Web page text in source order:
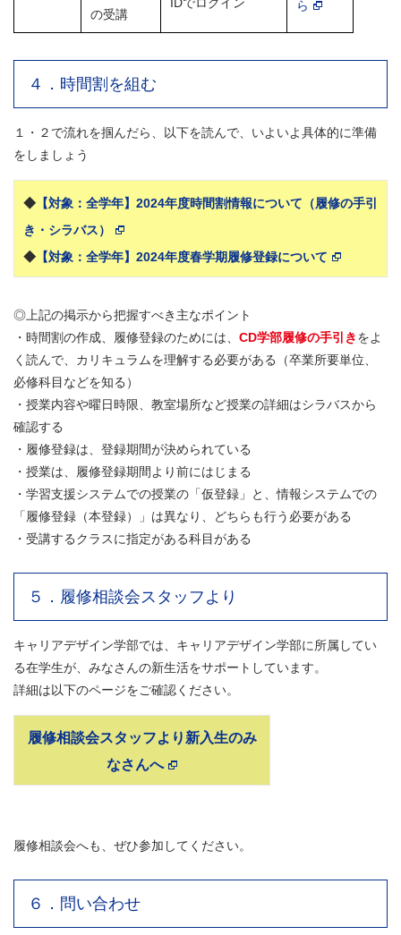
の受講
ら
４．時間割を組む
１・２で流れを掴んだら、以下を読んで、いよいよ具体的に準備
をしましょう
◆ 【対象：全学年】2024年度時間割情報について（履修の手引
き・シラバス）
◆ 【対象：全学年】2024年度春学期履修登録について
◎上記の掲示から把握すべき主なポイント
・時間割の作成、履修登録のためには、 CD学部履修の手引きをよ
く読んで、カリキュラムを理解する必要がある（卒業所要単位、
必修科目などを知る）
・授業内容や曜日時限、教室場所など授業の詳細はシラバスから
確認する
・履修登録は、登録期間が決められている
・授業は、履修登録期間より前にはじまる
・学習支援システムでの授業の「仮登録」と、情報システムでの
「履修登録（本登録）」は異なり、どちらも行う必要がある
・受講するクラスに指定がある科目がある
５．履修相談会スタッフより
キャリアデザイン学部では、キャリアデザイン学部に所属してい
る在学生が、みなさんの新生活をサポートしています。
詳細は以下のページをご確認ください。
履修相談会スタッフより新入生のみ
なさんへ
履修相談会へも、ぜひ参加してください。
６．問い合わせ